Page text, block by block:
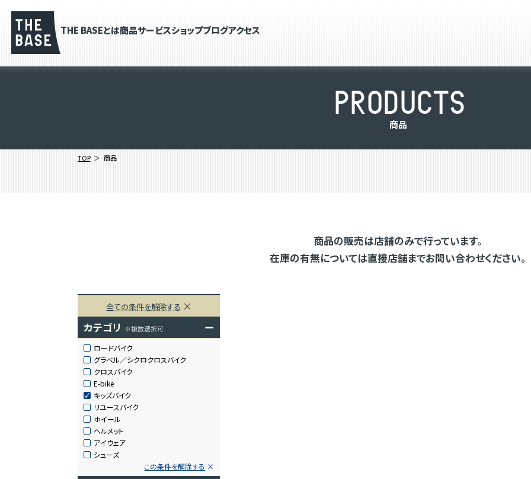
THE BASEとは商品サービスショップブログアクセス
PRODUCTS
商品
TOP 商品
商品の販売は店舗のみで行っています。
在庫の有無については直接店舗までお問い合わせください。
全ての条件を解除する
カテゴリ ※複数選択可 ー
ロードバイク
グラベル／シクロクロスバイク
クロスバイク
E-bike
キッズバイク
リユースバイク
ホイール
ヘルメット
アイウェア
シューズ
この条件を解除する